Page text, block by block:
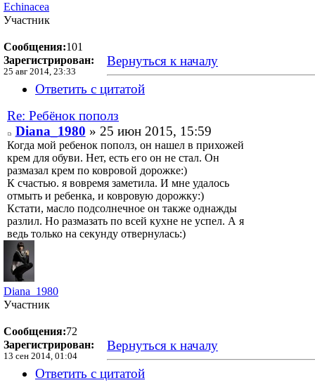
Echinacea
Участник
Сообщения:101
Зарегистрирован:
25 авг 2014, 23:33
Вернуться к началу
Ответить с цитатой
Re: Ребёнок пополз
Diana_1980 » 25 июн 2015, 15:59
Когда мой ребенок пополз, он нашел в прихожей
крем для обуви. Нет, есть его он не стал. Он
размазал крем по ковровой дорожке:)
К счастью. я вовремя заметила. И мне удалось
отмыть и ребенка, и ковровую дорожку:)
Кстати, масло подсолнечное он также однажды
разлил. Но размазать по всей кухне не успел. А я
ведь только на секунду отвернулась:)
Diana_1980
Участник
Сообщения:72
Зарегистрирован:
13 сен 2014, 01:04
Вернуться к началу
Ответить с цитатой